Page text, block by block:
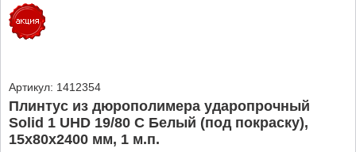
Артикул: 1412354
Плинтус из дюрополимера ударопрочный
Solid 1 UHD 19/80 C Белый (под покраску),
15х80х2400 мм, 1 м.п.